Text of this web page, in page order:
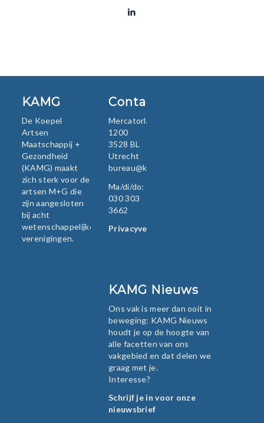
KAMG
De Koepel
Artsen
Maatschappij +
Gezondheid
(KAMG) maakt
zich sterk voor de
artsen M+G die
zijn aangesloten
bij acht
wetenschappelijke
verenigingen.
Contact
Mercatorlaan
1200
3528 BL
Utrecht
bureau@kamg.nl
Ma/di/do:
030 303
3662
Privacyverklaring
KAMG Nieuws
Ons vak is meer dan ooit in
beweging: KAMG Nieuws
houdt je op de hoogte van
alle facetten van ons
vakgebied en dat delen we
graag met je.
Interesse?
Schrijf je in voor onze
nieuwsbrief